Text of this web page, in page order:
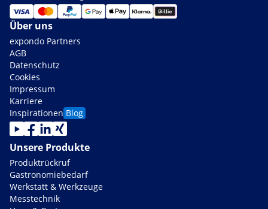
Über uns
expondo Partners
AGB
Datenschutz
Cookies
Impressum
Karriere
Inspirationen Blog
Unsere Produkte
Produktrückruf
Gastronomiebedarf
Werkstatt & Werkzeuge
Messtechnik